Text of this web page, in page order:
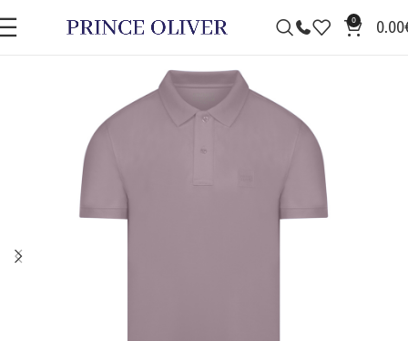
0 0.00